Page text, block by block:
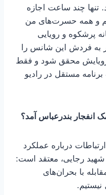
تنها چند ساعت اجازه
و همه حسرت‌های من
پرشکوه و رویایی
فردش این شانس را
محقق شود و فقط
مستقل در رادیو
انفجار بندرعباس آمد؟
درباره عملکرد
شهید رجایی، معتقد است:
با بحران‌های
نیستیم.